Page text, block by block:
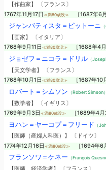
【作曲家】 〔フランス〕
1767年11月17日 ≪満80歳没≫ ［1687年6
ジャンバティスタ＝ピットーニ
【画家】 〔イタリア〕
1768年9月11日 ≪満80歳没≫ ［1688年4月
ジョゼフ＝ニコラ＝ドリル（
【天文学者】 〔フランス〕
1768年10月1日 ≪満80歳没≫ ［1687年10
ロバート＝シムソン （Robert Simson）
【数学者】 〔イギリス〕
1769年9月3日 ≪満80歳没≫ ［1689年4月
ヨハン＝ヤーコプ＝フリード （
【医師（産婦人科医）】 〔ドイツ〕
1774年12月16日 ≪満80歳没≫ ［1694年6
フランソワ＝ケネー （François